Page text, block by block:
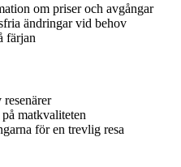
om priser och avgångar
ändringar vid behov
färjan
matkvaliteten
för en trevlig resa